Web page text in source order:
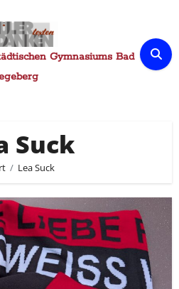
Gymnasiums Bad
Suck
Lea Suck